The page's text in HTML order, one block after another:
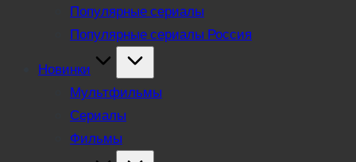
Популярные сериалы
Популярные сериалы Россия
Новинки
Мультфильмы
Сериалы
Фильмы